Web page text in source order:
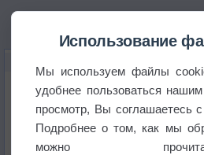
Температура
Давление
Осадки
Использование
Мы используем файлы
удобнее пользоваться
просмотр, Вы соглашаетесь
Подробнее о том, как мы
можно